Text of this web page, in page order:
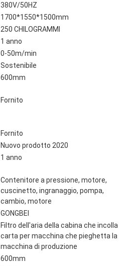
380V/50HZ
1700*1550*1500mm
250 CHILOGRAMMI
1 anno
0-50m/min
Sostenibile
600mm
Fornito
Fornito
Nuovo prodotto 2020
1 anno
Contenitore a pressione, motore,
cuscinetto, ingranaggio, pompa,
cambio, motore
GONGBEI
Filtro dell'aria della cabina che incolla
carta per macchina che pieghetta la
macchina di produzione
600mm